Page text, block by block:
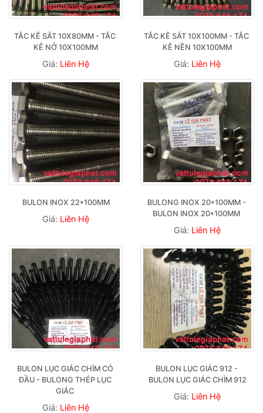
TẮC KÊ SẮT 10X80MM - TẮC
KÊ NỞ 10X100MM
Giá: Liên Hệ
TẮC KÊ SẮT 10X100MM - TẮC
KÊ NỀN 10X100MM
Giá: Liên Hệ
BULON INOX 22*100MM
Giá: Liên Hệ
BULONG INOX 20*100MM -
BULON INOX 20*100MM
Giá: Liên Hệ
BULON LỤC GIÁC CHÌM CÓ
ĐẦU - BULONG THÉP LỤC
GIÁC
Giá: Liên Hệ
BULON LỤC GIÁC 912 -
BULON LỤC GIÁC CHÌM 912
Giá: Liên Hệ